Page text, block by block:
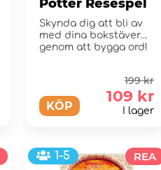
Potter Resespel
Skynda dig att bli av
med dina bokstäver
genom att bygga ord!
KÖP
199 kr
109 kr
I lager
1-5 REA